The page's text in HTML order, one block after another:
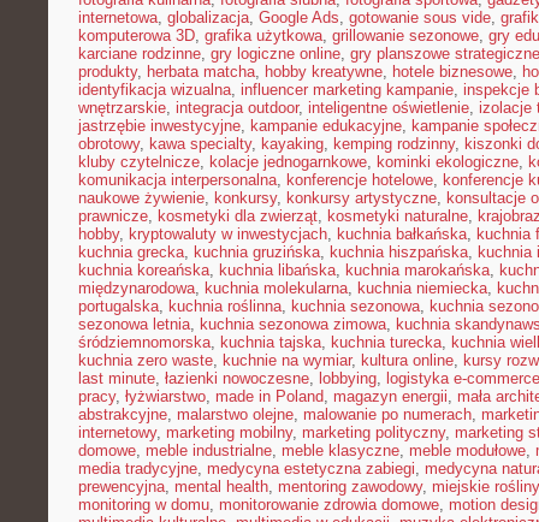
internetowa, globalizacja, Google Ads, gotowanie sous vide,
komputerowa 3D, grafika użytkowa, grillowanie sezonowe, gry
karciane rodzinne, gry logiczne online, gry planszowe strategiczne
produkty, herbata matcha, hobby kreatywne, hotele biznesowe,
identyfikacja wizualna, influencer marketing kampanie, inspekcje
wnętrzarskie, integracja outdoor, inteligentne oświetlenie, izolacje
jastrzębie inwestycyjne, kampanie edukacyjne, kampanie
obrotowy, kawa specialty, kayaking, kemping rodzinny, kiszonki
kluby czytelnicze, kolacje jednogarnkowe, kominki ekologiczne,
komunikacja interpersonalna, konferencje hotelowe, konferencje
naukowe żywienie, konkursy, konkursy artystyczne, konsultacje
prawnicze, kosmetyki dla zwierząt, kosmetyki naturalne,
hobby, kryptowaluty w inwestycjach, kuchnia bałkańska, kuchnia
kuchnia grecka, kuchnia gruzińska, kuchnia hiszpańska, kuchnia
kuchnia koreańska, kuchnia libańska, kuchnia marokańska,
międzynarodowa, kuchnia molekularna, kuchnia niemiecka,
portugalska, kuchnia roślinna, kuchnia sezonowa, kuchnia
sezonowa letnia, kuchnia sezonowa zimowa, kuchnia
śródziemnomorska, kuchnia tajska, kuchnia turecka, kuchnia
kuchnia zero waste, kuchnie na wymiar, kultura online, kursy
last minute, łazienki nowoczesne, lobbying, logistyka e-commerce
pracy, łyżwiarstwo, made in Poland, magazyn energii, mała
abstrakcyjne, malarstwo olejne, malowanie po numerach,
internetowy, marketing mobilny, marketing polityczny, marketing
domowe, meble industrialne, meble klasyczne, meble modułowe,
media tradycyjne, medycyna estetyczna zabiegi, medycyna
prewencyjna, mental health, mentoring zawodowy, miejskie rośliny
monitoring w domu, monitorowanie zdrowia domowe, motion